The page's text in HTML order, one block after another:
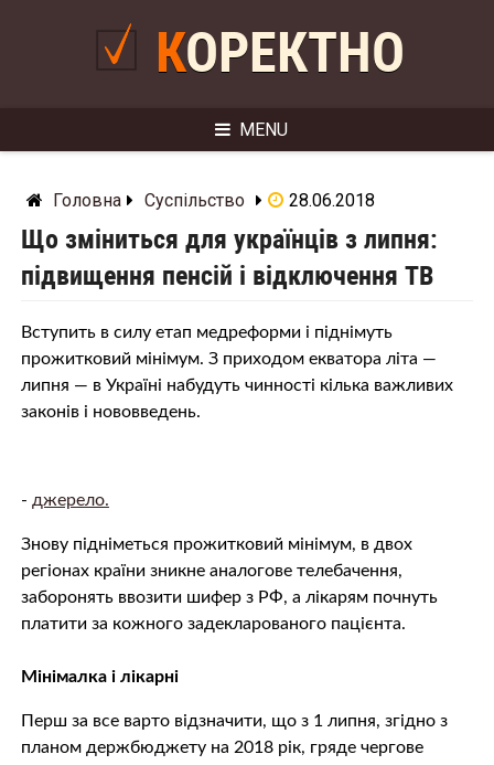
КОРЕКТНО
MENU
Головна Суспільство 28.06.2018
Що зміниться для українців з липня:
підвищення пенсій і відключення ТВ
Вступить в силу етап медреформи і піднімуть
прожитковий мінімум. З приходом екватора літа —
липня — в Україні набудуть чинності кілька важливих
законів і нововведень.
- джерело.
Знову підніметься прожитковий мінімум, в двох
регіонах країни зникне аналогове телебачення,
заборонять ввозити шифер з РФ, а лікарям почнуть
платити за кожного задекларованого пацієнта.
Мінімалка і лікарні
Перш за все варто відзначити, що з 1 липня, згідно з
планом держбюджету на 2018 рік, гряде чергове